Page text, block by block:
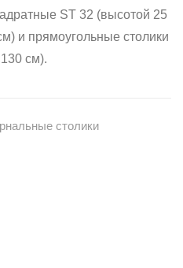
ST 32 (высотой 25
и прямоугольные столики
см).
столики